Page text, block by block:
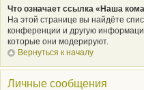
Что означает ссылка «Наша
На этой странице вы найдёте
конференции и другую
которые они модерируют.
Вернуться к началу
Личные сообщения